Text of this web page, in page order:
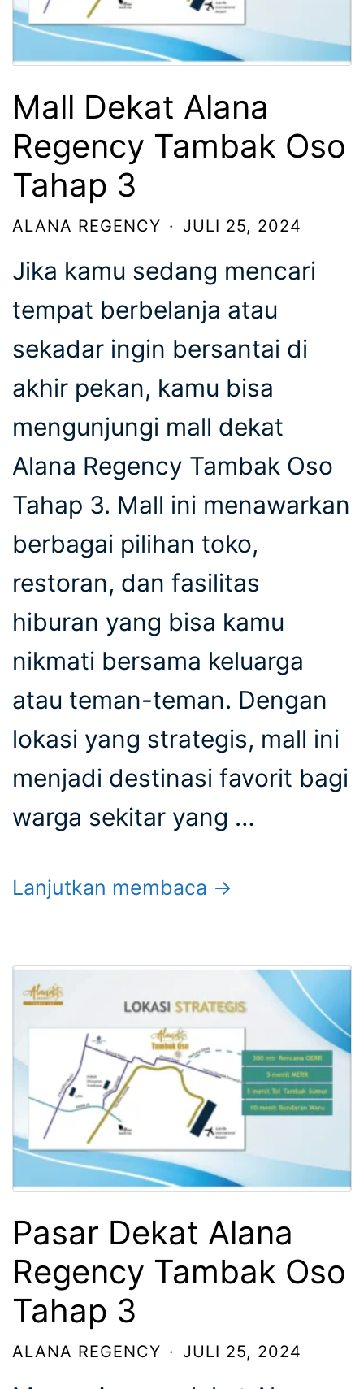
Mall Dekat Alana
Regency Tambak Oso
Tahap 3
ALANA REGENCY · JULI 25, 2024
Jika kamu sedang mencari
tempat berbelanja atau
sekadar ingin bersantai di
akhir pekan, kamu bisa
mengunjungi mall dekat
Alana Regency Tambak Oso
Tahap 3. Mall ini menawarkan
berbagai pilihan toko,
restoran, dan fasilitas
hiburan yang bisa kamu
nikmati bersama keluarga
atau teman-teman. Dengan
lokasi yang strategis, mall ini
menjadi destinasi favorit bagi
warga sekitar yang …
Lanjutkan membaca →
Pasar Dekat Alana
Regency Tambak Oso
Tahap 3
ALANA REGENCY · JULI 25, 2024